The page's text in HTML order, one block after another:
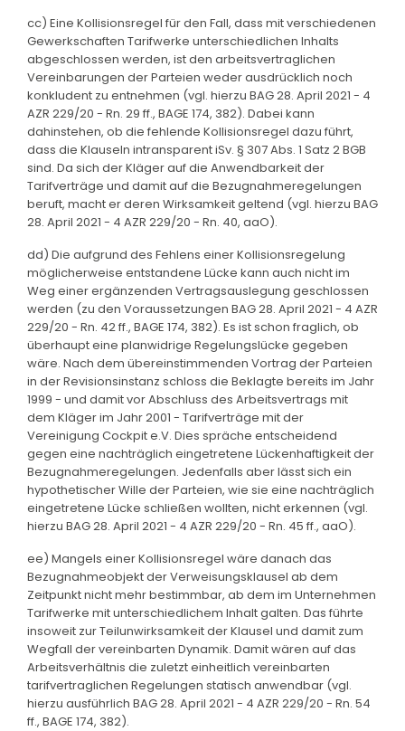
cc) Eine Kollisionsregel für den Fall, dass mit verschiedenen
Gewerkschaften Tarifwerke unterschiedlichen Inhalts
abgeschlossen werden, ist den arbeitsvertraglichen
Vereinbarungen der Parteien weder ausdrücklich noch
konkludent zu entnehmen (vgl. hierzu BAG 28. April 2021 - 4
AZR 229/20 - Rn. 29 ff., BAGE 174, 382). Dabei kann
dahinstehen, ob die fehlende Kollisionsregel dazu führt,
dass die Klauseln intransparent iSv. § 307 Abs. 1 Satz 2 BGB
sind. Da sich der Kläger auf die Anwendbarkeit der
Tarifverträge und damit auf die Bezugnahmeregelungen
beruft, macht er deren Wirksamkeit geltend (vgl. hierzu BAG
28. April 2021 - 4 AZR 229/20 - Rn. 40, aaO).
dd) Die aufgrund des Fehlens einer Kollisionsregelung
möglicherweise entstandene Lücke kann auch nicht im
Weg einer ergänzenden Vertragsauslegung geschlossen
werden (zu den Voraussetzungen BAG 28. April 2021 - 4 AZR
229/20 - Rn. 42 ff., BAGE 174, 382). Es ist schon fraglich, ob
überhaupt eine planwidrige Regelungslücke gegeben
wäre. Nach dem übereinstimmenden Vortrag der Parteien
in der Revisionsinstanz schloss die Beklagte bereits im Jahr
1999 - und damit vor Abschluss des Arbeitsvertrags mit
dem Kläger im Jahr 2001 - Tarifverträge mit der
Vereinigung Cockpit e.V. Dies spräche entscheidend
gegen eine nachträglich eingetretene Lückenhaftigkeit der
Bezugnahmeregelungen. Jedenfalls aber lässt sich ein
hypothetischer Wille der Parteien, wie sie eine nachträglich
eingetretene Lücke schließen wollten, nicht erkennen (vgl.
hierzu BAG 28. April 2021 - 4 AZR 229/20 - Rn. 45 ff., aaO).
ee) Mangels einer Kollisionsregel wäre danach das
Bezugnahmeobjekt der Verweisungsklausel ab dem
Zeitpunkt nicht mehr bestimmbar, ab dem im Unternehmen
Tarifwerke mit unterschiedlichem Inhalt galten. Das führte
insoweit zur Teilunwirksamkeit der Klausel und damit zum
Wegfall der vereinbarten Dynamik. Damit wären auf das
Arbeitsverhältnis die zuletzt einheitlich vereinbarten
tarifvertraglichen Regelungen statisch anwendbar (vgl.
hierzu ausführlich BAG 28. April 2021 - 4 AZR 229/20 - Rn. 54
ff., BAGE 174, 382).